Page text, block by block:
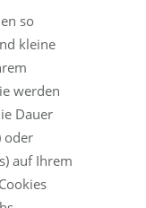
so
kleine
werden
Dauer
oder
auf Ihrem